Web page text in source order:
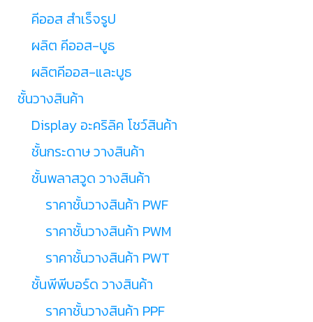
คีออส สำเร็จรูป
ผลิต คีออส-บูธ
ผลิตคีออส-และบูธ
ชั้นวางสินค้า
Display อะคริลิค โชว์สินค้า
ชั้นกระดาษ วางสินค้า
ชั้นพลาสวูด วางสินค้า
ราคาชั้นวางสินค้า PWF
ราคาชั้นวางสินค้า PWM
ราคาชั้นวางสินค้า PWT
ชั้นพีพีบอร์ด วางสินค้า
ราคาชั้นวางสินค้า PPF